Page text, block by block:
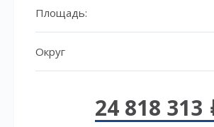
Площадь:
Округ
24 818 313